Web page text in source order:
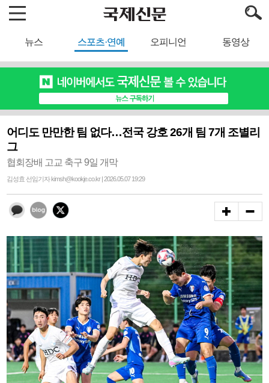
뉴스 스포츠·연예 오피니언 동영상
어디도 만만한 팀 없다…전국 강호 26개 팀 7개 조별리
그
협회장배 고교 축구 9일 개막
김성효 선임기자 kimsh@kookje.co.kr | 2026.05.07 19:29